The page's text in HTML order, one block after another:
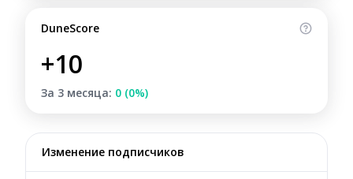
DuneScore
+10
За 3 месяца: 0 (0%)
Изменение подписчиков